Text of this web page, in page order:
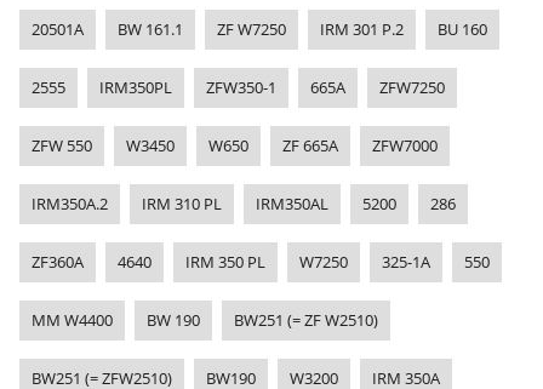
20501A BW 161.1 ZF W7250 IRM 301 P.2 BU 160
2555 IRM350PL ZFW350-1 665A ZFW7250
ZFW 550 W3450 W650 ZF 665A ZFW7000
IRM350A.2 IRM 310 PL IRM350AL 5200 286
ZF360A 4640 IRM 350 PL W7250 325-1A 550
MM W4400 BW 190 BW251 (= ZF W2510)
BW251 (= ZFW2510) BW190 W3200 IRM 350A